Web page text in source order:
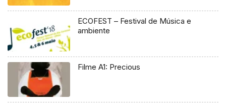
ECOFEST – Festival de Música e
ambiente
Filme A1: Precious